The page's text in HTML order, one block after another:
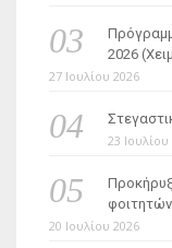
2026
27 Ιουλίου 2026
23 Ιουλίου
20 Ιουλίου 2026